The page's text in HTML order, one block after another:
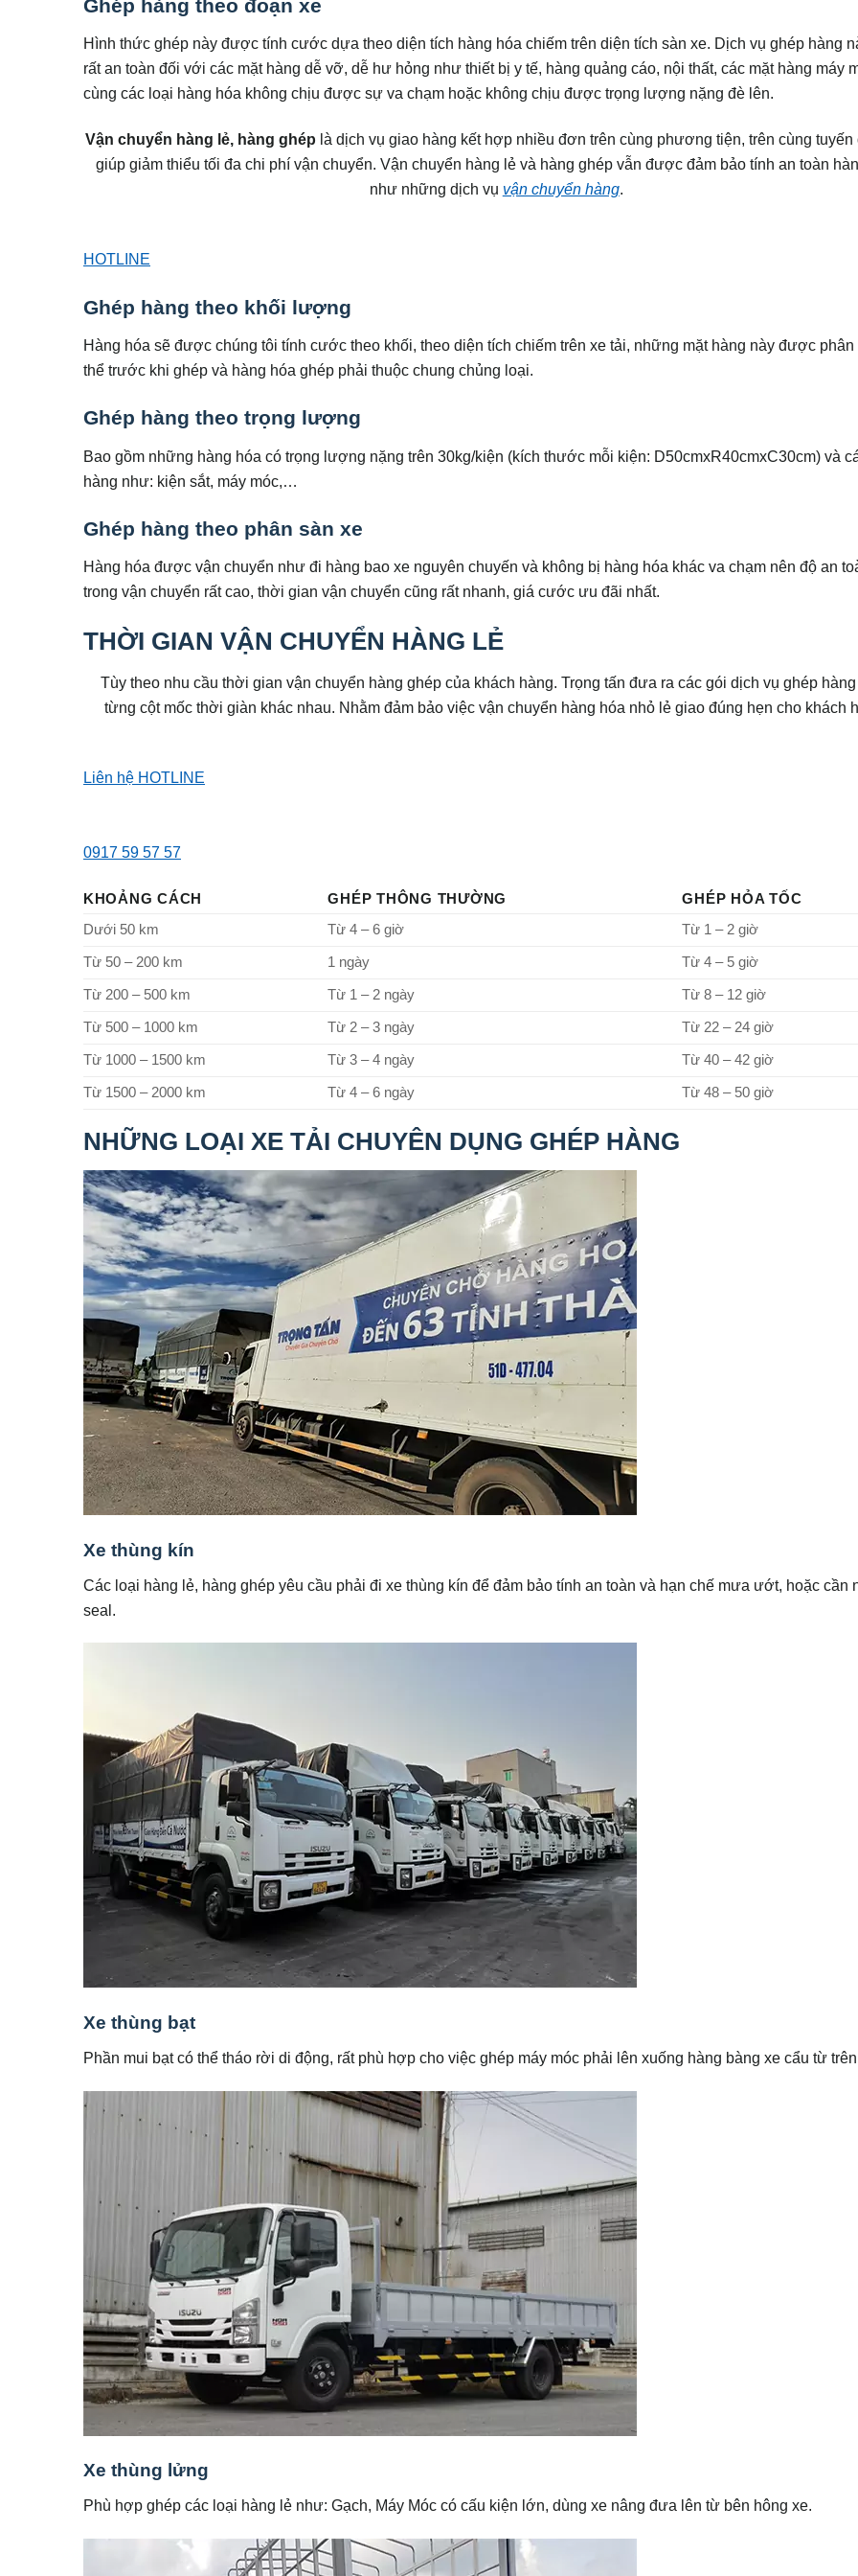
Ghép hàng theo đoạn xe
Hình thức ghép này được tính cước dựa theo diện tích hàng hóa chiếm trên diện tích sàn xe. Dịch vụ ghép hàng
rất an toàn đối với các mặt hàng dễ vỡ, dễ hư hỏng như thiết bị y tế, hàng quảng cáo, nội thất, các mặt hàng máy
cùng các loại hàng hóa không chịu được sự va chạm hoặc không chịu được trọng lượng nặng đè lên.
Vận chuyển hàng lẻ, hàng ghép là dịch vụ giao hàng kết hợp nhiều đơn trên cùng phương tiện, trên cùng
giúp giảm thiểu tối đa chi phí vận chuyển. Vận chuyển hàng lẻ và hàng ghép vẫn được đảm bảo tính an toàn
như những dịch vụ vận chuyển hàng.
HOTLINE
Ghép hàng theo khối lượng
Hàng hóa sẽ được chúng tôi tính cước theo khối, theo diện tích chiếm trên xe tải, những mặt hàng này được phân
thể trước khi ghép và hàng hóa ghép phải thuộc chung chủng loại.
Ghép hàng theo trọng lượng
Bao gồm những hàng hóa có trọng lượng nặng trên 30kg/kiện (kích thước mỗi kiện: D50cmxR40cmxC30cm) và
hàng như: kiện sắt, máy móc,…
Ghép hàng theo phân sàn xe
Hàng hóa được vận chuyển như đi hàng bao xe nguyên chuyến và không bị hàng hóa khác va chạm nên độ an
trong vận chuyển rất cao, thời gian vận chuyển cũng rất nhanh, giá cước ưu đãi nhất.
THỜI GIAN VẬN CHUYỂN HÀNG LẺ
Tùy theo nhu cầu thời gian vận chuyển hàng ghép của khách hàng. Trọng tấn đưa ra các gói dịch vụ ghép
từng cột mốc thời giàn khác nhau. Nhằm đảm bảo việc vận chuyển hàng hóa nhỏ lẻ giao đúng hẹn cho khách
Liên hệ HOTLINE
0917 59 57 57
KHOẢNG CÁCH GHÉP THÔNG THƯỜNG
GHÉP HỎA TỐC
Dưới 50 km
Từ 4 – 6 giờ Từ 1 – 2 giờ
Từ 50 – 200 km 1 ngày Từ 4 – 5 giờ
Từ 200 – 500 km Từ 1 – 2 ngày Từ 8 – 12 giờ
Từ 500 – 1000 km Từ 2 – 3 ngày Từ 22 – 24 giờ
Từ 1000 – 1500 km Từ 3 – 4 ngày Từ 40 – 42 giờ
Từ 1500 – 2000 km Từ 4 – 6 ngày Từ 48 – 50 giờ
NHỮNG LOẠI XE TẢI CHUYÊN DỤNG GHÉP HÀNG
Xe thùng kín
Các loại hàng lẻ, hàng ghép yêu cầu phải đi xe thùng kín để đảm bảo tính an toàn và hạn chế mưa ướt, hoặc cần
seal.
Xe thùng bạt
Phần mui bạt có thể tháo rời di động, rất phù hợp cho việc ghép máy móc phải lên xuống hàng bàng xe cẩu từ
Xe thùng lửng
Phù hợp ghép các loại hàng lẻ như: Gạch, Máy Móc có cấu kiện lớn, dùng xe nâng đưa lên từ bên hông xe.